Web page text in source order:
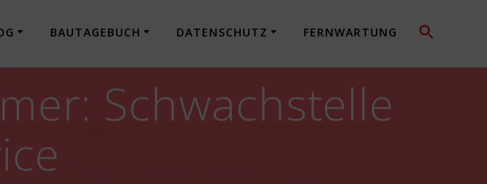
BAUTAGEBUCH DATENSCHUTZ FERNWARTUNG
Schwachstelle